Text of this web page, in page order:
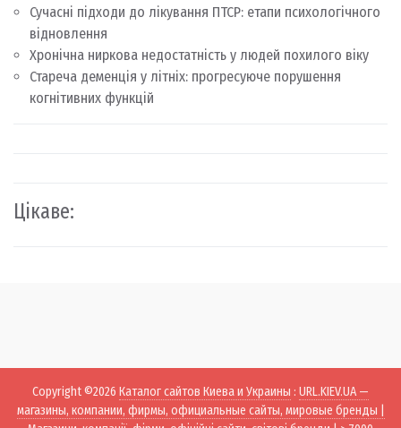
Сучасні підходи до лікування ПТСР: етапи психологічного
відновлення
Хронічна ниркова недостатність у людей похилого віку
Стареча деменція у літніх: прогресуюче порушення
когнітивних функцій
Цікаве:
Copyright ©2026 Каталог сайтов Киева и Украины : URL.KIEV.UA —
магазины, компании, фирмы, официальные сайты, мировые бренды |